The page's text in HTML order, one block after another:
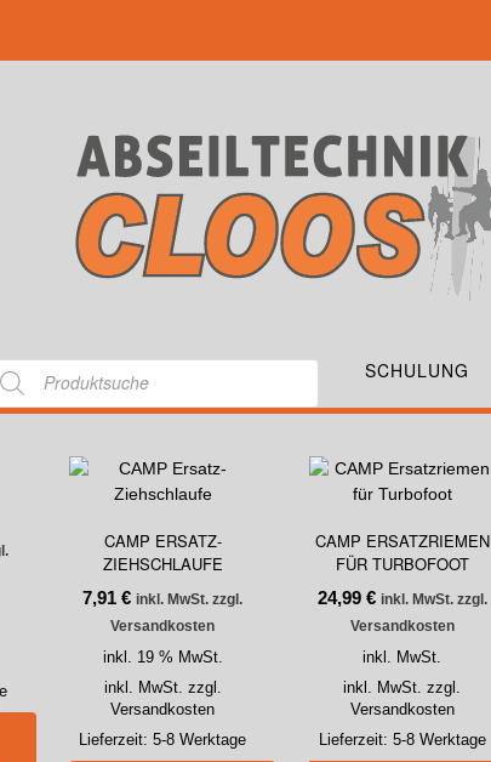
SCHULUNG
CAMP ERSATZ-
ZIEHSCHLAUFE
7,91€ inkl. MwSt. zzgl.
Versandkosten
inkl. 19 % MwSt.
inkl. MwSt. zzgl.
Versandkosten
Lieferzeit:5-8 Werktage
CAMP ERSATZRIEMEN
FÜR TURBOFOOT
24,99 € inkl. MwSt. zzgl.
Versandkosten
inkl. MwSt.
inkl. MwSt. zzgl.
Versandkosten
Lieferzeit: 5-8 Werktage